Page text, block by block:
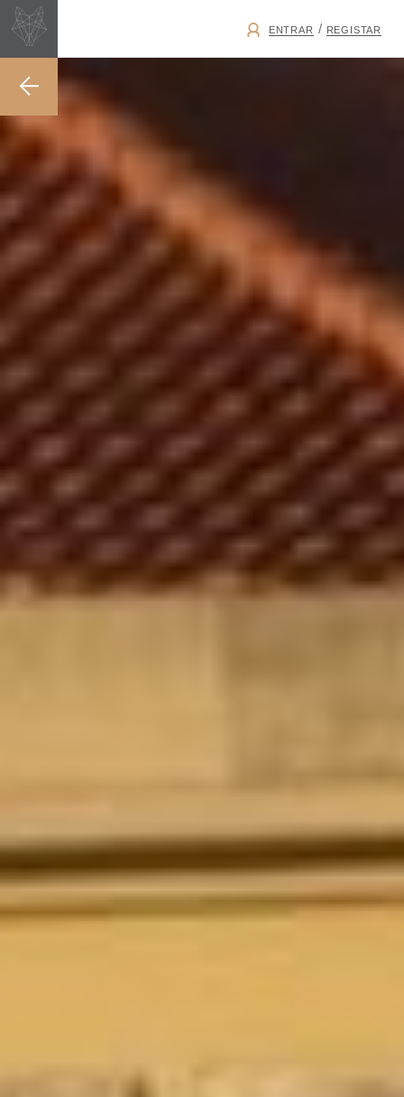
ENTRAR / REGISTAR